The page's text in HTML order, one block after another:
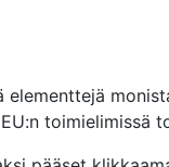
elementtejä
toimielimissä